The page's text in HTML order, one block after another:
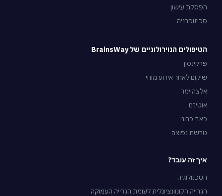
הפסקת עישון
סכיזופרניה
הטיפולים הנוירולוגיים של BrainsWay
פרקינסון
שיקום לאחר אירוע מוחי
אלצהיימר
אוטיזם
כאב כרוני
טרשת נפוצה
איך זה עובד?
הטכנולוגיה
הגרייה הקונוונציונלית לעומת הגרייה העמוקה